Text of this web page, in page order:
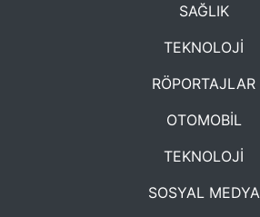
SAĞLIK
TEKNOLOJİ
RÖPORTAJLAR
OTOMOBİL
TEKNOLOJİ
SOSYAL MEDYA